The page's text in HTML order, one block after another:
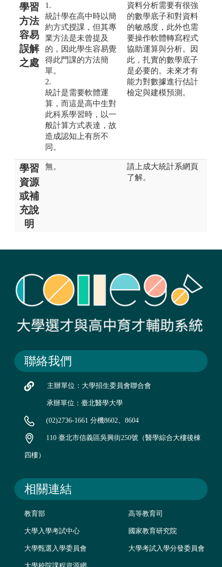
學習
方法
容易
誤解
之處
1.
統計學在高中時以簡
約方式授課，但其專
業方法是未曾提及
的，因此學生容易覺
得此門課的方法簡
單。
2.
統計是需要軟體運
算，而這是高中生對
此科系學習時，以一
般計算方式表達，故
造成認知上有所不
同。
資料分析需要有很強
的數學底子和對資料
的敏感度，此外也需
要操作軟體轉寫程式
協助運算與分析。因
此，扎實的數學底子
是必要的。未來才有
能力對數據進行估計
檢定與建模預測。
學習
資源
或補
充說
明
無。
請上成大統計系網頁
了解。
聯絡我們
主辦單位：大學招生委員會聯合會
承辦單位：臺北醫學大學
(02)2736-1661 分機8602、8604
110 臺北市信義區吳興街250號（醫學綜合大樓後棟
四樓）
相關連結
教育部 高等教育司
大學入學考試中心 國家教育研究院
大學甄選入學委員會 大學考試入學分發委員會